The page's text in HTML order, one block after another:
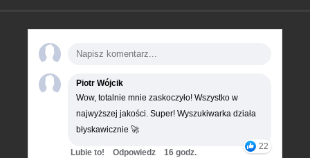
Piotr Wójcik
Wow, totalnie mnie zaskoczyło! Wszystko w
najwyższej jakości. Super! Wyszukiwarka działa
błyskawicznie 🚀
22
Lubie to! Odpowiedz
16 godz.